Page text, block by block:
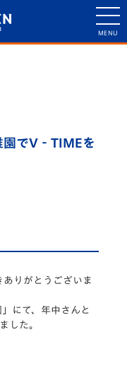
園でV‐TIMEを
りがとうございま
にて、年中さんと
した。